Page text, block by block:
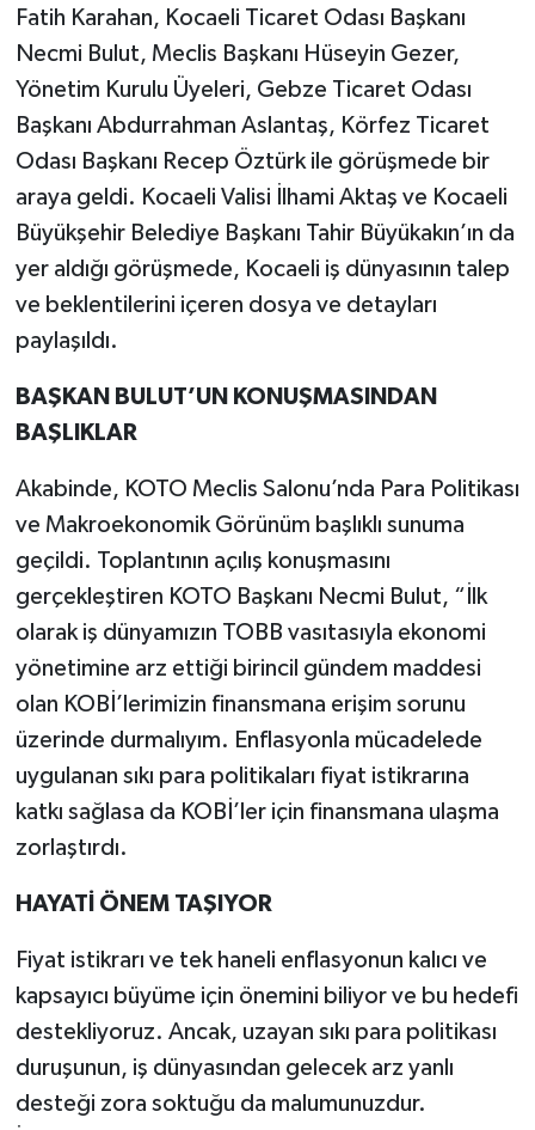
Fatih Karahan, Kocaeli Ticaret Odası Başkanı
Necmi Bulut, Meclis Başkanı Hüseyin Gezer,
Yönetim Kurulu Üyeleri, Gebze Ticaret Odası
Başkanı Abdurrahman Aslantaş, Körfez Ticaret
Odası Başkanı Recep Öztürk ile görüşmede bir
araya geldi. Kocaeli Valisi İlhami Aktaş ve Kocaeli
Büyükşehir Belediye Başkanı Tahir Büyükakın’ın da
yer aldığı görüşmede, Kocaeli iş dünyasının talep
ve beklentilerini içeren dosya ve detayları
paylaşıldı.
BAŞKAN BULUT’UN KONUŞMASINDAN
BAŞLIKLAR
Akabinde, KOTO Meclis Salonu’nda Para Politikası
ve Makroekonomik Görünüm başlıklı sunuma
geçildi. Toplantının açılış konuşmasını
gerçekleştiren KOTO Başkanı Necmi Bulut, “İlk
olarak iş dünyamızın TOBB vasıtasıyla ekonomi
yönetimine arz ettiği birincil gündem maddesi
olan KOBİ’lerimizin finansmana erişim sorunu
üzerinde durmalıyım. Enflasyonla mücadelede
uygulanan sıkı para politikaları fiyat istikrarına
katkı sağlasa da KOBİ’ler için finansmana ulaşma
zorlaştırdı.
HAYATİ ÖNEM TAŞIYOR
Fiyat istikrarı ve tek haneli enflasyonun kalıcı ve
kapsayıcı büyüme için önemini biliyor ve bu hedefi
destekliyoruz. Ancak, uzayan sıkı para politikası
duruşunun, iş dünyasından gelecek arz yanlı
desteği zora soktuğu da malumunuzdur.